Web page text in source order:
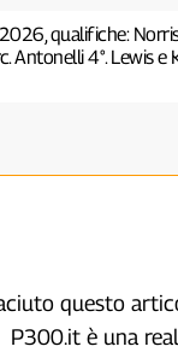
qualifiche:
Antonelli 4°. Lewis e
questo
P300.it è una